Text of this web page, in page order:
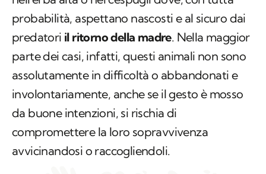
probabilità, aspettano nascosti e al sicuro dai
predatori il ritorno della madre. Nella maggior
parte dei casi, infatti, questi animali non sono
assolutamente in difficoltà o abbandonati e
involontariamente, anche se il gesto è mosso
da buone intenzioni, si rischia di
compromettere la loro sopravvivenza
avvicinandosi o raccogliendoli.